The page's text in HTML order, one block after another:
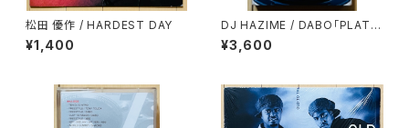
松田 優作 / HARDEST DAY
¥1,400
DJ HAZIME / DABO「PLATIN
UM TONGUE」SPECIAL SA
MPLER MIXTAPE
¥3,600